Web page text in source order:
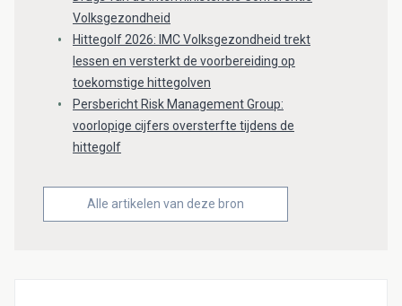
Volksgezondheid
Hittegolf 2026: IMC Volksgezondheid trekt
lessen en versterkt de voorbereiding op
toekomstige hittegolven
Persbericht Risk Management Group:
voorlopige cijfers oversterfte tijdens de
hittegolf
Alle artikelen van deze bron